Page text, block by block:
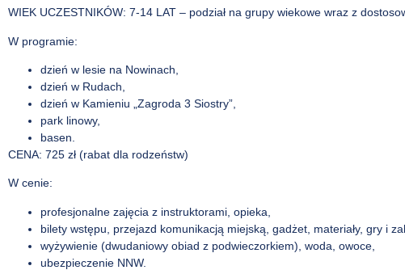
WIEK UCZESTNIKÓW: 7-14 LAT – podział na grupy wiekowe wraz z
W programie:
dzień w lesie na Nowinach,
dzień w Rudach,
dzień w Kamieniu „Zagroda 3 Siostry”,
park linowy,
basen.
CENA: 725 zł (rabat dla rodzeństw)
W cenie:
profesjonalne zajęcia z instruktorami, opieka,
bilety wstępu, przejazd komunikacją miejską, gadżet, materiały, gry i
wyżywienie (dwudaniowy obiad z podwieczorkiem), woda, owoce,
ubezpieczenie NNW.